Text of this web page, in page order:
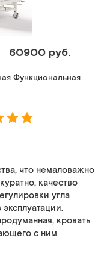
60900 руб.
Функциональная
что немаловажно
качество
угла
кровать
с ним